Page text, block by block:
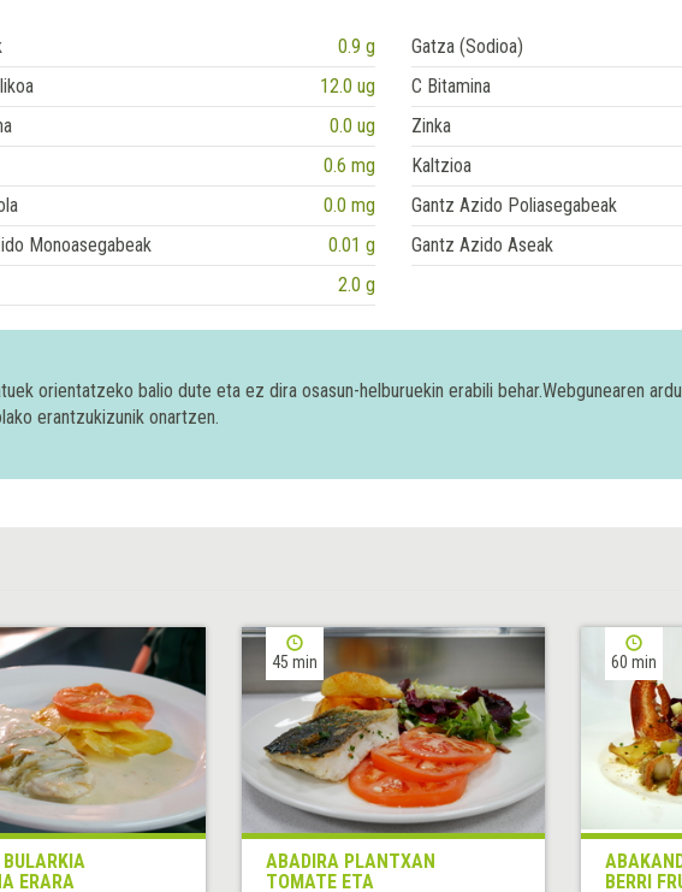
0.9 g Gatza (Sodioa)
12.0 ug C Bitamina
0.0 ug Zinka
0.6 mg Kaltzioa
0.0 mg Gantz Azido Poliasegabeak
Monoasegabeak
0.01 g Gantz Azido Aseak
2.0 g
orientatzeko balio dute eta ez dira osasun-helburuekin erabili behar.Webgunearen
erantzukizunik onartzen.
ERARA
45 min
ABADIRA PLANTXAN
TOMATE ETA
60 min
BERRI